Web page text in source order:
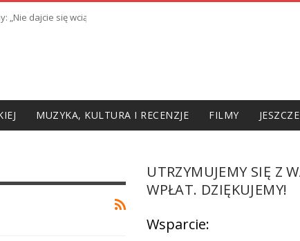
dajcie się wciągnąć w prowokację”
MUZYKA, KULTURA I RECENZJE FILMY JESZCZE
UTRZYMUJEMY SIĘ Z
WPŁAT. DZIĘKUJEMY!
Wsparcie: